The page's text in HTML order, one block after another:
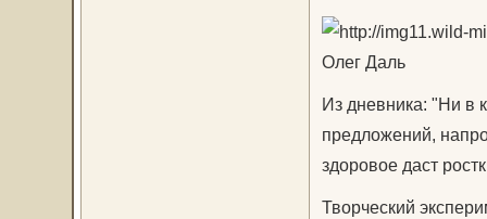
Олег Даль
Из дневника: "Ни в
предложений,
здоровое даст
Творческий